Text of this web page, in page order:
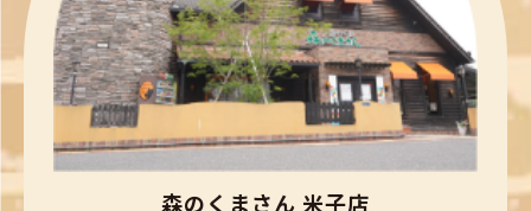
森のくまさん 米子店